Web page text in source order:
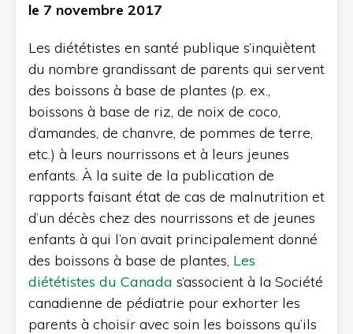
le 7 novembre 2017
Les diététistes en santé publique s’inquiètent
du nombre grandissant de parents qui servent
des boissons à base de plantes (p. ex.,
boissons à base de riz, de noix de coco,
d’amandes, de chanvre, de pommes de terre,
etc.) à leurs nourrissons et à leurs jeunes
enfants. À la suite de la publication de
rapports faisant état de cas de malnutrition et
d’un décès chez des nourrissons et de jeunes
enfants à qui l’on avait principalement donné
des boissons à base de plantes, Les
diététistes du Canada s’associent à la Société
canadienne de pédiatrie pour exhorter les
parents à choisir avec soin les boissons qu’ils